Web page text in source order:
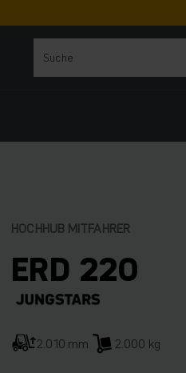
HOCHHUB MITFAHRER
ERD 220
2.010 mm 2.000 kg